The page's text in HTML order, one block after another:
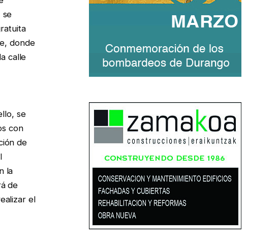
se
donde
calle
se
con
de
la
de
el